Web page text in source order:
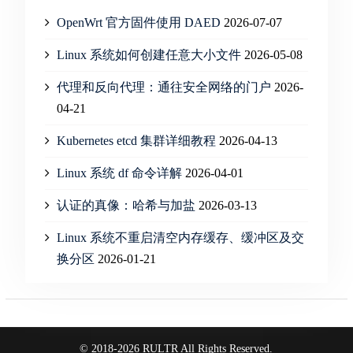
OpenWrt 官方固件使用 DAED 2026-07-07
Linux 系统如何创建任意大小文件 2026-05-08
代理和反向代理：通往安全网络的门户 2026-
04-21
Kubernetes etcd 集群详细教程 2026-04-13
Linux 系统 df 命令详解 2026-04-01
认证的真像：哈希与加盐 2026-03-13
Linux 系统不重启清空内存缓存、缓冲区及交
换分区 2026-01-21
© 2018-2026 RULTR All Rights Reserved.